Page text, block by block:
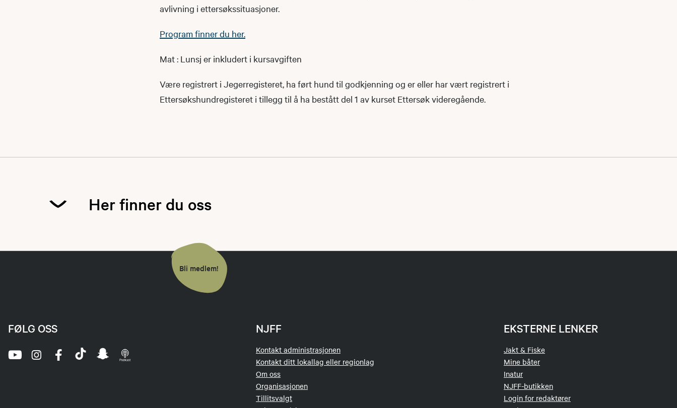
avlivning i ettersøkssituasjoner.
Program finner du her.
Mat : Lunsj er inkludert i kursavgiften
Være registrert i Jegerregisteret, ha ført hund til godkjenning og er eller har vært registrert i
Ettersøkshundregisteret i tillegg til å ha bestått del 1 av kurset Ettersøk videregående.
Her finner du oss
Bli medlem!
NJFF
Kontakt administrasjonen
Kontakt ditt lokallag eller regionlag
Om oss
Organisasjonen
Tillitsvalgt
EKSTERNE LENKER
Jakt & Fiske
Mine båter
Inatur
NJFF-butikken
Login for redaktører
FØLG OSS